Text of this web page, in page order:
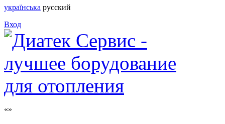
українська русский
Вход